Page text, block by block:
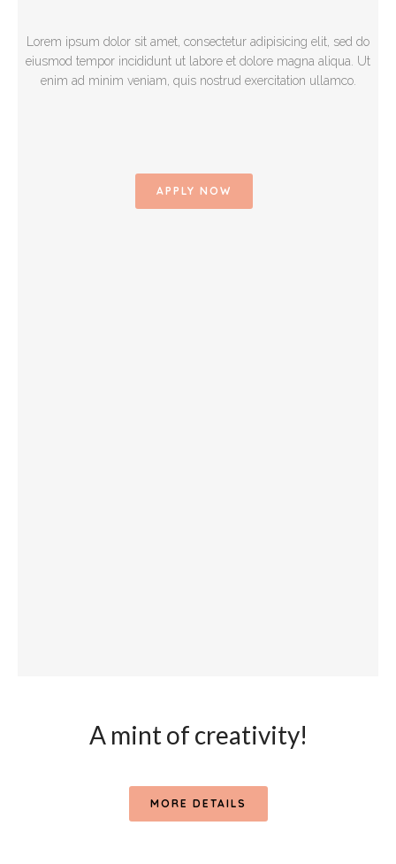
Lorem ipsum dolor sit amet, consectetur adipisicing elit, sed do
eiusmod tempor incididunt ut labore et dolore magna aliqua. Ut
enim ad minim veniam, quis nostrud exercitation ullamco.
APPLY NOW
A mint of creativity!
MORE DETAILS